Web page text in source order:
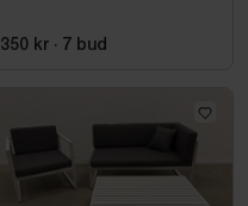
350 kr · 7 bud